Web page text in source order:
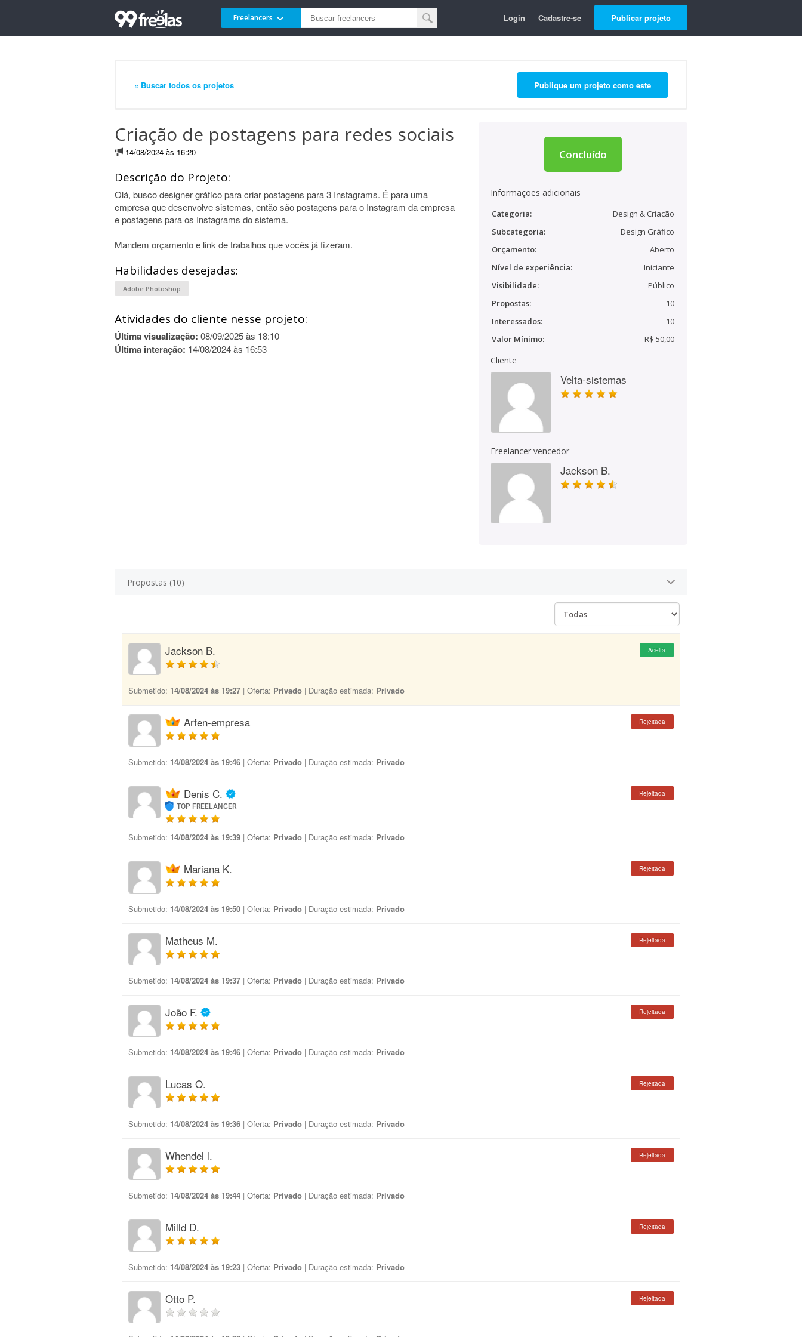
Freelancers Login Cadastre-se Publicar projeto
« Buscar todos os projetos Publique um projeto como este
Criação de postagens para redes sociais
14/08/2024 às 16:20
Descrição do Projeto:
Olá, busco designer gráfico para criar postagens para 3 Instagrams. É para uma
empresa que desenvolve sistemas, então são postagens para o Instagram da empresa
e postagens para os Instagrams do sistema.
Mandem orçamento e link de trabalhos que vocês já fizeram.
Habilidades desejadas:
Adobe Photoshop
Atividades do cliente nesse projeto:
Última visualização: 08/09/2025 às 18:10
Última interação: 14/08/2024 às 16:53
Concluído
Informações adicionais
Categoria:
Design & Criação
Subcategoria:
Design Gráfico
Orçamento:
Aberto
Nível de experiência:
Iniciante
Visibilidade:
Público
Propostas:
10
Interessados:
10
Valor Mínimo:
R$ 50,00
Cliente
Velta-sistemas
Freelancer vencedor
Jackson B.
Propostas (10)
Jackson B. Aceita
Submetido: 14/08/2024 às 19:27 | Oferta: Privado | Duração estimada: Privado
Arfen-empresa Rejeitada
Submetido: 14/08/2024 às 19:46 | Oferta: Privado | Duração estimada: Privado
Denis C.
TOP FREELANCER
Rejeitada
Submetido: 14/08/2024 às 19:39 | Oferta: Privado | Duração estimada: Privado
Mariana K. Rejeitada
Submetido: 14/08/2024 às 19:50 | Oferta: Privado | Duração estimada: Privado
Matheus M. Rejeitada
Submetido: 14/08/2024 às 19:37 | Oferta: Privado | Duração estimada: Privado
João F. Rejeitada
Submetido: 14/08/2024 às 19:46 | Oferta: Privado | Duração estimada: Privado
Lucas O. Rejeitada
Submetido: 14/08/2024 às 19:36 | Oferta: Privado | Duração estimada: Privado
Whendel l. Rejeitada
Submetido: 14/08/2024 às 19:44 | Oferta: Privado | Duração estimada: Privado
Milld D. Rejeitada
Submetido: 14/08/2024 às 19:23 | Oferta: Privado | Duração estimada: Privado
Otto P. Rejeitada